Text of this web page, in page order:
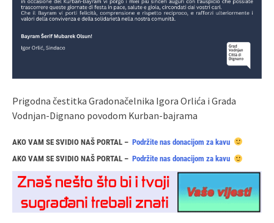
Prigodna čestitka Gradonačelnika Igora Orlića i Grada
Vodnjan-Dignano povodom Kurban-bajrama
AKO VAM SE SVIDIO NAŠ PORTAL – Podržite nas donacijom za kavu
AKO VAM SE SVIDIO NAŠ PORTAL – Podržite nas donacijom za kavu